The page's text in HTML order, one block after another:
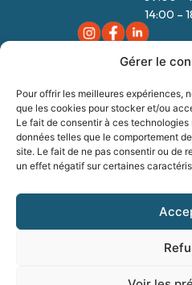
Gérer le
Pour offrir les meilleures expériences,
que les cookies pour stocker et/ou
Le fait de consentir à ces
données telles que le comportement
site. Le fait de ne pas consentir ou de
un effet négatif sur certaines
14:00 –
Nos
Nos
Notre
Nos
BC Résidences ©|Mentions légales|
Création de site
FORMULAIRE